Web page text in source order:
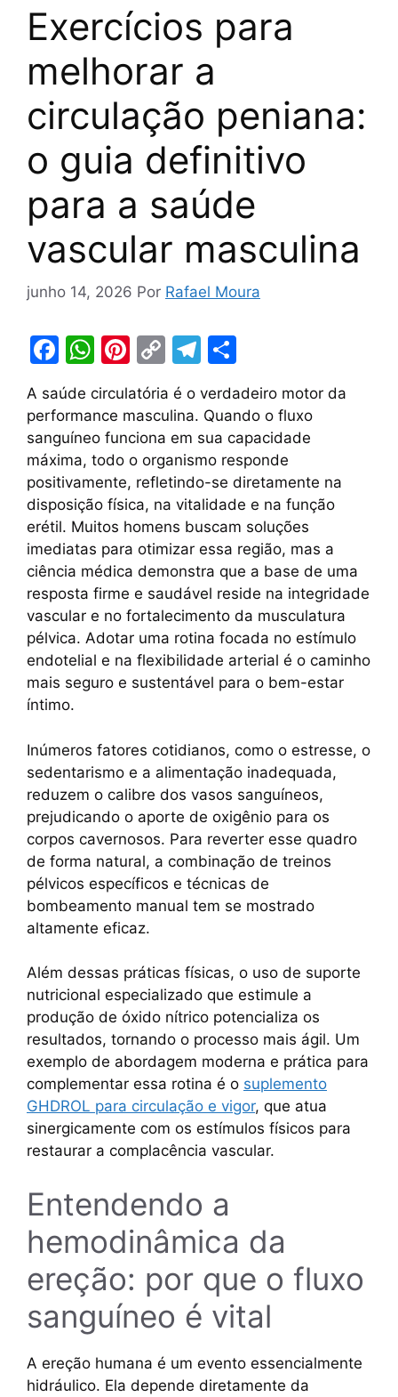
Exercícios para
melhorar a
circulação peniana:
o guia definitivo
para a saúde
vascular masculina
junho 14, 2026 Por Rafael Moura
F
a
c
e
b
o
o
k
W
h
at
s
A
p
p
Pi
nt
er
e
st
C
o
p
y
Li
n
k
T
e
gr
a
m
h
ar
e
A saúde circulatória é o verdadeiro motor da
performance masculina. Quando o fluxo
sanguíneo funciona em sua capacidade
máxima, todo o organismo responde
positivamente, refletindo-se diretamente na
disposição física, na vitalidade e na função
erétil. Muitos homens buscam soluções
imediatas para otimizar essa região, mas a
ciência médica demonstra que a base de uma
resposta firme e saudável reside na integridade
vascular e no fortalecimento da musculatura
pélvica. Adotar uma rotina focada no estímulo
endotelial e na flexibilidade arterial é o caminho
mais seguro e sustentável para o bem-estar
íntimo.
Inúmeros fatores cotidianos, como o estresse, o
sedentarismo e a alimentação inadequada,
reduzem o calibre dos vasos sanguíneos,
prejudicando o aporte de oxigênio para os
corpos cavernosos. Para reverter esse quadro
de forma natural, a combinação de treinos
pélvicos específicos e técnicas de
bombeamento manual tem se mostrado
altamente eficaz.
Além dessas práticas físicas, o uso de suporte
nutricional especializado que estimule a
produção de óxido nítrico potencializa os
resultados, tornando o processo mais ágil. Um
exemplo de abordagem moderna e prática para
complementar essa rotina é o suplemento
GHDROL para circulação e vigor, que atua
sinergicamente com os estímulos físicos para
restaurar a complacência vascular.
Entendendo a
hemodinâmica da
ereção: por que o fluxo
sanguíneo é vital
A ereção humana é um evento essencialmente
hidráulico. Ela depende diretamente da